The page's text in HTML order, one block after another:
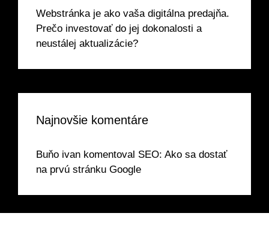
Webstránka je ako vaša digitálna predajňa.
Prečo investovať do jej dokonalosti a
neustálej aktualizácie?
Najnovšie komentáre
Buňo ivan komentoval SEO: Ako sa dostať
na prvú stránku Google